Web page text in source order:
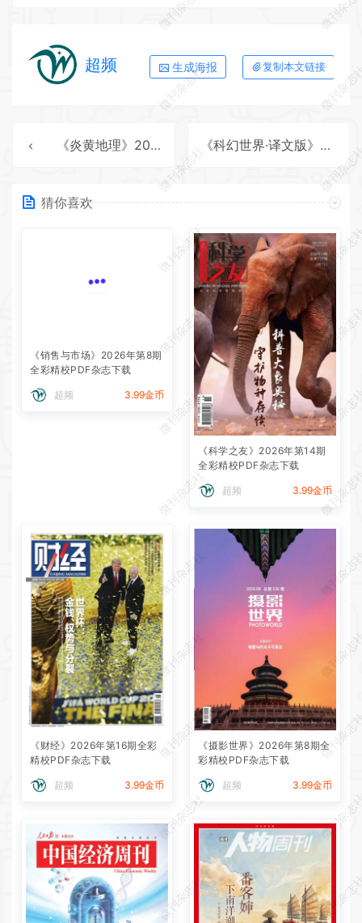
超频 生成海报 复制本文链接
《炎黄地理》2025年第8期全彩精校PDF杂志下载 《科幻世界·译文版》2025年第7期全彩精校PDF杂志下载
猜你喜欢
《销售与市场》2026年第8期
全彩精校PDF杂志下载
超频 3.99金币
《科学之友》2026年第14期
全彩精校PDF杂志下载
超频 3.99金币
《财经》2026年第16期全彩
精校PDF杂志下载
超频 3.99金币
《摄影世界》2026年第8期全
彩精校PDF杂志下载
超频 3.99金币
微刊杂志社
微刊杂
微刊杂志社
微刊杂
微刊杂志社
微刊杂
微刊杂志社
微刊杂
微刊杂志社
微刊杂
微刊杂志社
微刊杂
微刊杂志社
微刊杂
微刊杂志社
微刊杂
微刊杂志社
微刊杂
微刊杂志社
微刊杂
微刊杂志社
微刊杂